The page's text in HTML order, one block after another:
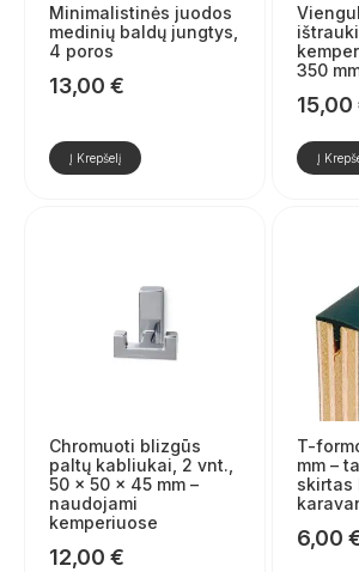
Minimalistinės juodos
medinių baldų jungtys,
4 poros
13,00 €
Į Krepšelį
350
15,00
Į
Chromuoti blizgūs
paltų kabliukai, 2 vnt.,
50 × 50 × 45 mm –
naudojami
kemperiuose
12,00 €
T-
mm –
skirtas
6,00